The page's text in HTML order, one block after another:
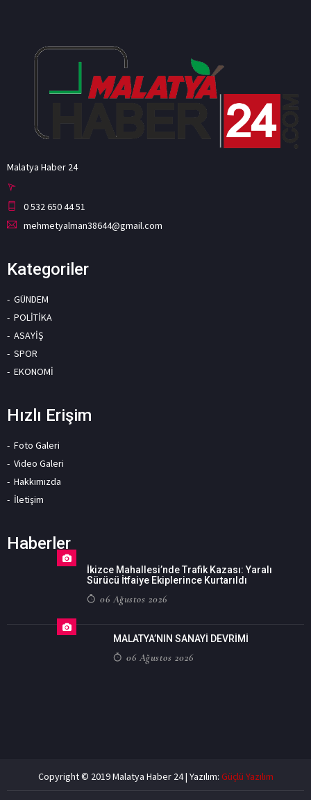
Malatya Haber 24
0 532 650 44 51
mehmetyalman38644@gmail.com
Kategoriler
GÜNDEM
POLİTİKA
ASAYİŞ
SPOR
EKONOMİ
Hızlı Erişim
Foto Galeri
Video Galeri
Hakkımızda
İletişim
Haberler
İkizce Mahallesi’nde Trafik Kazası: Yaralı
Sürücü İtfaiye Ekiplerince Kurtarıldı
06 Ağustos 2026
MALATYA’NIN SANAYİ DEVRİMİ
06 Ağustos 2026
Copyright © 2019 Malatya Haber 24 | Yazılım: Güçlü Yazılım